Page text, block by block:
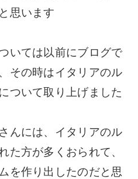
思います
いては以前にブログで
その時はイタリアのル
ついて取り上げました
んには、イタリアのル
た方が多くおられて、
を作り出したのだと思